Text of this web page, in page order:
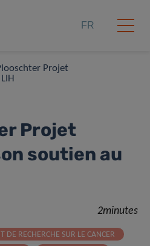
FR
Projet
Projet
soutien au
2minutes
DE RECHERCHE SUR LE CANCER